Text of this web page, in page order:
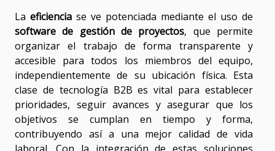
La eficiencia se ve potenciada mediante el uso de
software de gestión de proyectos, que permite
organizar el trabajo de forma transparente y
accesible para todos los miembros del equipo,
independientemente de su ubicación física. Esta
clase de tecnología B2B es vital para establecer
prioridades, seguir avances y asegurar que los
objetivos se cumplan en tiempo y forma,
contribuyendo así a una mejor calidad de vida